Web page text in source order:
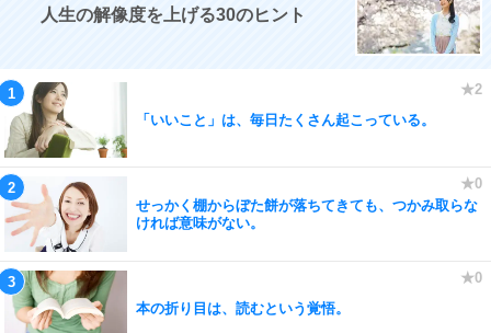
人生の解像度を上げる30のヒント
「いいこと」は、毎日たくさん起こっている。
せっかく棚からぼた餅が落ちてきても、つかみ取らな
ければ意味がない。
本の折り目は、読むという覚悟。